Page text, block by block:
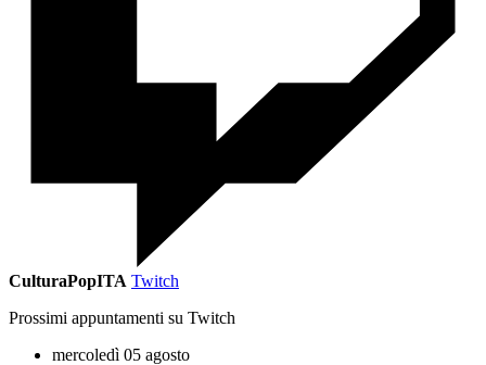
CulturaPopITA Twitch
Prossimi appuntamenti su Twitch
mercoledì 05 agosto